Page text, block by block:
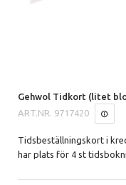
Gehwol Tidkort (litet
ART.NR. 9717420
Tidsbeställningskort i
har plats för 4 st